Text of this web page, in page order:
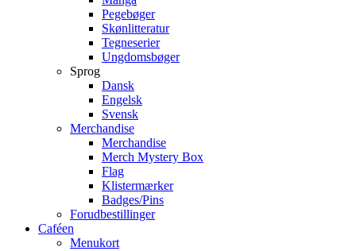
Pegebøger
Skønlitteratur
Tegneserier
Ungdomsbøger
Sprog
Dansk
Engelsk
Svensk
Merchandise
Merchandise
Merch Mystery Box
Flag
Klistermærker
Badges/Pins
Forudbestillinger
Caféen
Menukort